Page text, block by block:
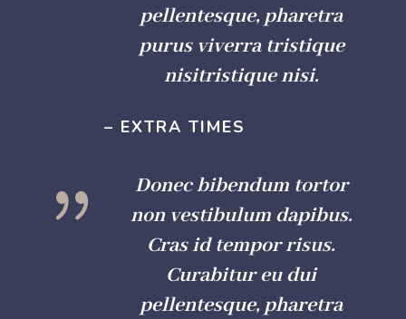
pellentesque, pharetra
purus viverra tristique
nisitristique nisi.
– EXTRA TIMES
{
Donec bibendum tortor
non vestibulum dapibus.
Cras id tempor risus.
Curabitur eu dui
pellentesque, pharetra